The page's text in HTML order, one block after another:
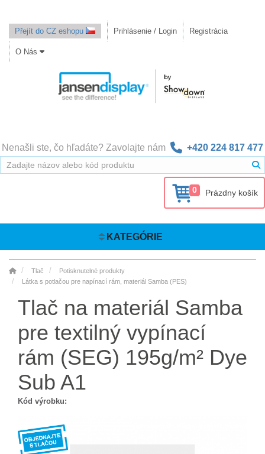
Přejít do CZ eshopu Prihlásenie / Login Registrácia
O Nás
Nenašli ste, čo hľadáte? Zavolajte nám +420 224 817 477
0 Prázdny košík
KATEGÓRIE
Tlač
Potisknutelné produkty
Látka s potlačou pre napínací rám, materiál Samba (PES)
Tlač na materiál Samba
pre textilný vypínací
rám (SEG) 195g/m² Dye
Sub A1
Kód výrobku: